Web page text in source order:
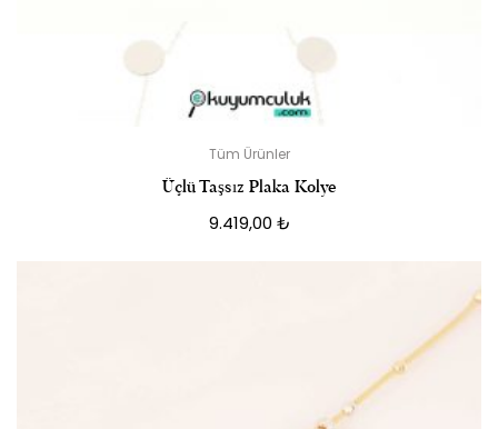
Tüm Ürünler
Üçlü Taşsız Plaka Kolye
9.419,00 ₺